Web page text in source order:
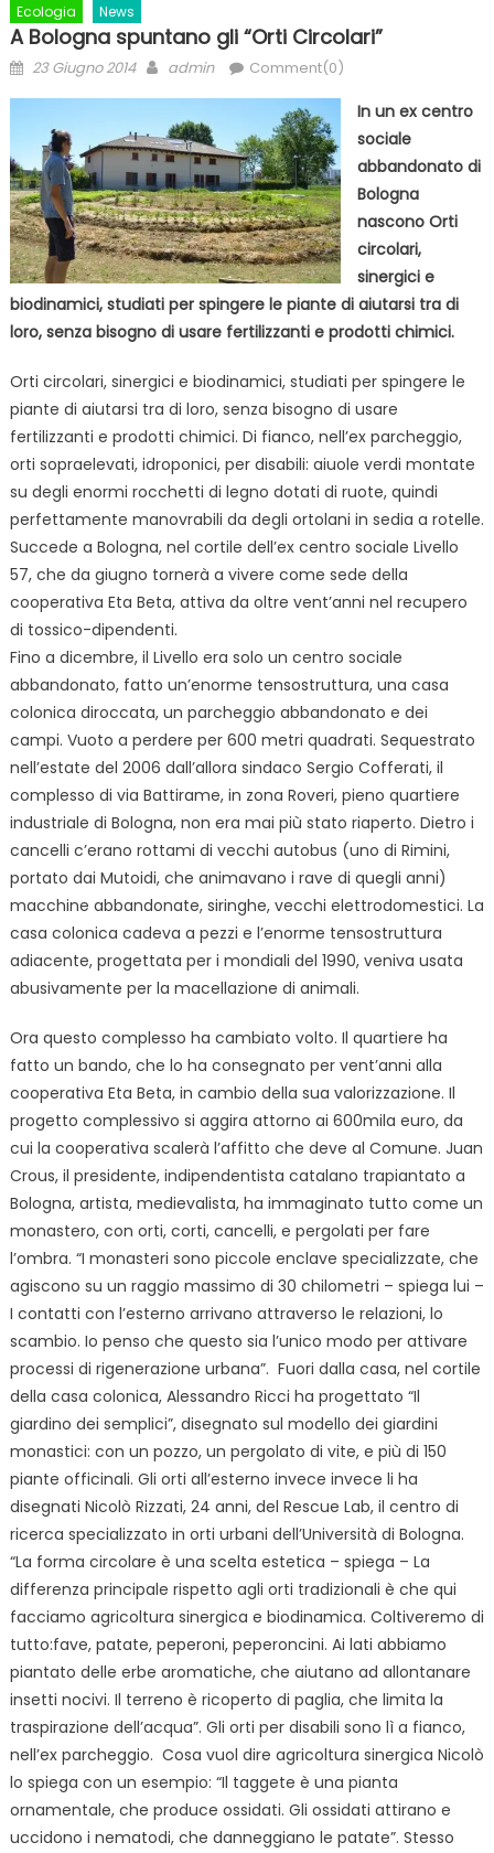
Ecologia News
A Bologna spuntano gli “Orti Circolari”
Posted
23 Giugno 2014 Author
admin Comment(0)
In un ex centro
sociale
abbandonato di
Bologna
nascono Orti
circolari,
sinergici e
biodinamici, studiati per spingere le piante di aiutarsi tra di
loro, senza bisogno di usare fertilizzanti e prodotti chimici.
Orti circolari, sinergici e biodinamici, studiati per spingere le
piante di aiutarsi tra di loro, senza bisogno di usare
fertilizzanti e prodotti chimici. Di fianco, nell’ex parcheggio,
orti sopraelevati, idroponici, per disabili: aiuole verdi montate
su degli enormi rocchetti di legno dotati di ruote, quindi
perfettamente manovrabili da degli ortolani in sedia a rotelle.
Succede a Bologna, nel cortile dell’ex centro sociale Livello
57, che da giugno tornerà a vivere come sede della
cooperativa Eta Beta, attiva da oltre vent’anni nel recupero
di tossico-dipendenti.
Fino a dicembre, il Livello era solo un centro sociale
abbandonato, fatto un’enorme tensostruttura, una casa
colonica diroccata, un parcheggio abbandonato e dei
campi. Vuoto a perdere per 600 metri quadrati. Sequestrato
nell’estate del 2006 dall’allora sindaco Sergio Cofferati, il
complesso di via Battirame, in zona Roveri, pieno quartiere
industriale di Bologna, non era mai più stato riaperto. Dietro i
cancelli c’erano rottami di vecchi autobus (uno di Rimini,
portato dai Mutoidi, che animavano i rave di quegli anni)
macchine abbandonate, siringhe, vecchi elettrodomestici. La
casa colonica cadeva a pezzi e l’enorme tensostruttura
adiacente, progettata per i mondiali del 1990, veniva usata
abusivamente per la macellazione di animali.
Ora questo complesso ha cambiato volto. Il quartiere ha
fatto un bando, che lo ha consegnato per vent’anni alla
cooperativa Eta Beta, in cambio della sua valorizzazione. Il
progetto complessivo si aggira attorno ai 600mila euro, da
cui la cooperativa scalerà l’affitto che deve al Comune. Juan
Crous, il presidente, indipendentista catalano trapiantato a
Bologna, artista, medievalista, ha immaginato tutto come un
monastero, con orti, corti, cancelli, e pergolati per fare
l’ombra. “I monasteri sono piccole enclave specializzate, che
agiscono su un raggio massimo di 30 chilometri – spiega lui –
I contatti con l’esterno arrivano attraverso le relazioni, lo
scambio. Io penso che questo sia l’unico modo per attivare
processi di rigenerazione urbana”. Fuori dalla casa, nel cortile
della casa colonica, Alessandro Ricci ha progettato “Il
giardino dei semplici”, disegnato sul modello dei giardini
monastici: con un pozzo, un pergolato di vite, e più di 150
piante officinali. Gli orti all’esterno invece invece li ha
disegnati Nicolò Rizzati, 24 anni, del Rescue Lab, il centro di
ricerca specializzato in orti urbani dell’Università di Bologna.
“La forma circolare è una scelta estetica – spiega – La
differenza principale rispetto agli orti tradizionali è che qui
facciamo agricoltura sinergica e biodinamica. Coltiveremo di
tutto:fave, patate, peperoni, peperoncini. Ai lati abbiamo
piantato delle erbe aromatiche, che aiutano ad allontanare
insetti nocivi. Il terreno è ricoperto di paglia, che limita la
traspirazione dell’acqua”. Gli orti per disabili sono lì a fianco,
nell’ex parcheggio. Cosa vuol dire agricoltura sinergica Nicolò
lo spiega con un esempio: “Il taggete è una pianta
ornamentale, che produce ossidati. Gli ossidati attirano e
uccidono i nematodi, che danneggiano le patate”. Stesso